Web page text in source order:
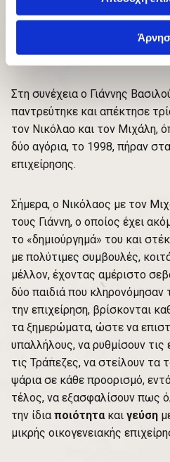
Στη συνέχεια ο Γιάννης
παντρεύτηκε και απέκτησε
τον Νικόλαο και τον Μιχάλη,
δύο αγόρια, το 1998, πήραν
επιχείρησης.
Σήμερα, ο Νικόλαος με τον
τους Γιάννη, ο οποίος έχει
το «δημιούργημά» του και
με πολύτιμες συμβουλές,
μέλλον, έχοντας αμέριστο
δύο παιδιά που κληρονόμησαν
την επιχείρηση, βρίσκονται
τα ξημερώματα, ώστε να
υπαλλήλους, να ρυθμίσουν τις
τις Τράπεζες, να στείλουν τα
ψάρια σε κάθε προορισμό,
τέλος, να εξασφαλίσουν πως
την ίδια ποιότητακαι γεύση
μικρής οικογενειακής